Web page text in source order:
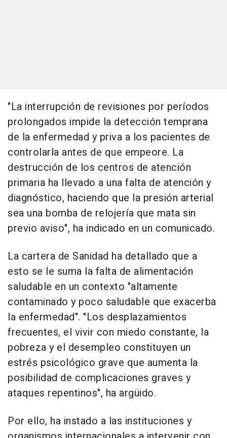
"La interrupción de revisiones por períodos
prolongados impide la detección temprana
de la enfermedad y priva a los pacientes de
controlarla antes de que empeore. La
destrucción de los centros de atención
primaria ha llevado a una falta de atención y
diagnóstico, haciendo que la presión arterial
sea una bomba de relojería que mata sin
previo aviso", ha indicado en un comunicado.
La cartera de Sanidad ha detallado que a
esto se le suma la falta de alimentación
saludable en un contexto "altamente
contaminado y poco saludable que exacerba
la enfermedad". "Los desplazamientos
frecuentes, el vivir con miedo constante, la
pobreza y el desempleo constituyen un
estrés psicológico grave que aumenta la
posibilidad de complicaciones graves y
ataques repentinos", ha argüido.
Por ello, ha instado a las instituciones y